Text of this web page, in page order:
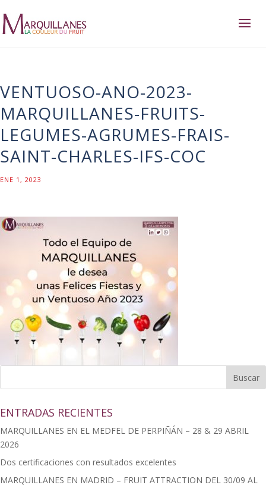
VENTUOSO-ANO-2023-
MARQUILLANES-FRUITS-
LEGUMES-AGRUMES-FRAIS-
SAINT-CHARLES-IFS-COC
ENE 1, 2023
ENTRADAS RECIENTES
MARQUILLANES EN EL MEDFEL DE PERPIÑÁN – 28 & 29 ABRIL
2026
Dos certificaciones con resultados excelentes
MARQUILLANES EN MADRID – FRUIT ATTRACTION DEL 30/09 AL